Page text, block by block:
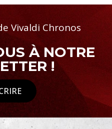
Vivaldi Chronos
À NOTRE
!